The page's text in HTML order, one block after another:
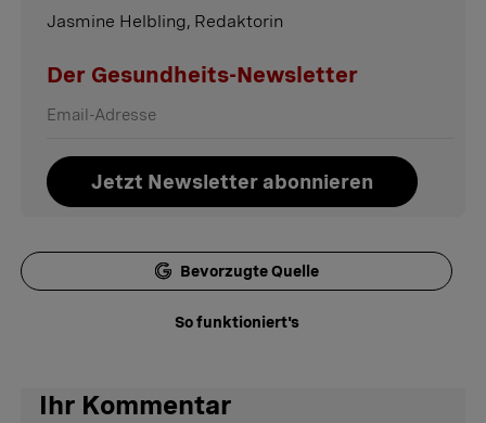
Jasmine Helbling, Redaktorin
Der Gesundheits-Newsletter
Jetzt Newsletter abonnieren
Bevorzugte Quelle
So funktioniert's
Ihr Kommentar